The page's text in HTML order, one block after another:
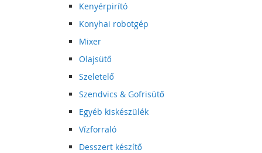
Kenyérpirító
Konyhai robotgép
Mixer
Olajsütő
Szeletelő
Szendvics & Gofrisütő
Egyéb kiskészülék
Vízforraló
Desszert készítő